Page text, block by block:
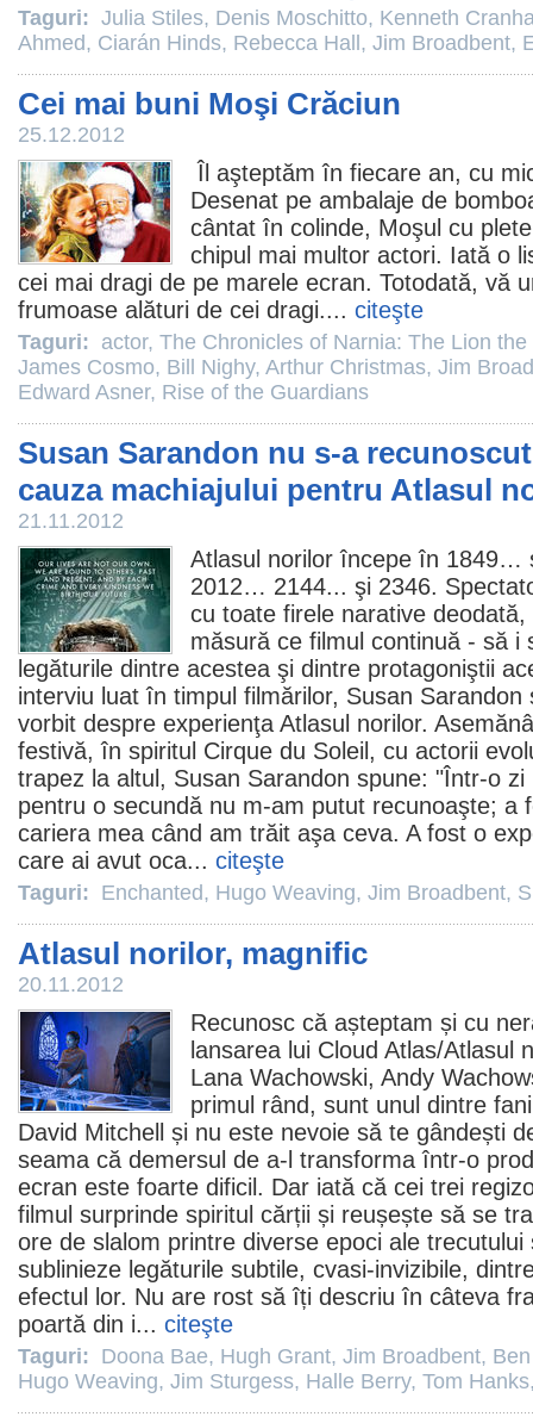
Taguri: Julia Stiles, Denis Moschitto, Kenneth
Ahmed, Ciarán Hinds, Rebecca Hall , Jim Broadbent,
Cei mai buni Moşi Crăciun
25.12.2012
Îl aşteptăm în fiecare an, cu
Desenat pe ambalaje de
cântat în colinde, Moşul cu
chipul mai multor actori. Iată o
cei mai dragi de pe marele ecran. Totodată, vă
frumoase alături de cei dragi.... citeşte
Taguri: actor, The Chronicles of Narnia: The Lion
James Cosmo, Bill Nighy, Arthur Christmas, Jim
Edward Asner, Rise of the Guardians
Susan Sarandon nu s-a
cauza machiajului pentru Atlasul
21.11.2012
Atlasul norilor începe în
2012… 2144... şi 2346.
cu toate firele narative
măsură ce filmul continuă - să i
legăturile dintre acestea şi dintre protagoniştii
interviu luat în timpul filmărilor, Susan Sarandon
vorbit despre experienţa Atlasul norilor.
festivă, în spiritul Cirque du Soleil, cu actorii
trapez la altul, Susan Sarandon spune: "Într-o
pentru o secundă nu m-am putut recunoaşte; a
cariera mea când am trăit aşa ceva. A fost o
care ai avut oca... citeşte
Taguri: Enchanted, Hugo Weaving, Jim Broadbent,
Atlasul norilor, magnific
20.11.2012
Recunosc că așteptam și cu
lansarea lui Cloud Atlas/Atlasul
Lana Wachowski, Andy
primul rând, sunt unul dintre
David Mitchell și nu este nevoie să te gândești
seama că demersul de a-l transforma într-o
ecran este foarte dificil. Dar iată că cei trei
filmul surprinde spiritul cărții și reușește să se
ore de slalom printre diverse epoci ale
sublinieze legăturile subtile, cvasi-invizibile,
efectul lor. Nu are rost să îți descriu în câteva
poartă din i... citeşte
Taguri: Doona Bae, Hugh Grant, Jim Broadbent,
Hugo Weaving, Jim Sturgess, Halle Berry, Tom Hanks